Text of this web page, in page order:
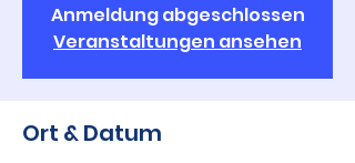
Anmeldung abgeschlossen
Veranstaltungen ansehen
Ort & Datum